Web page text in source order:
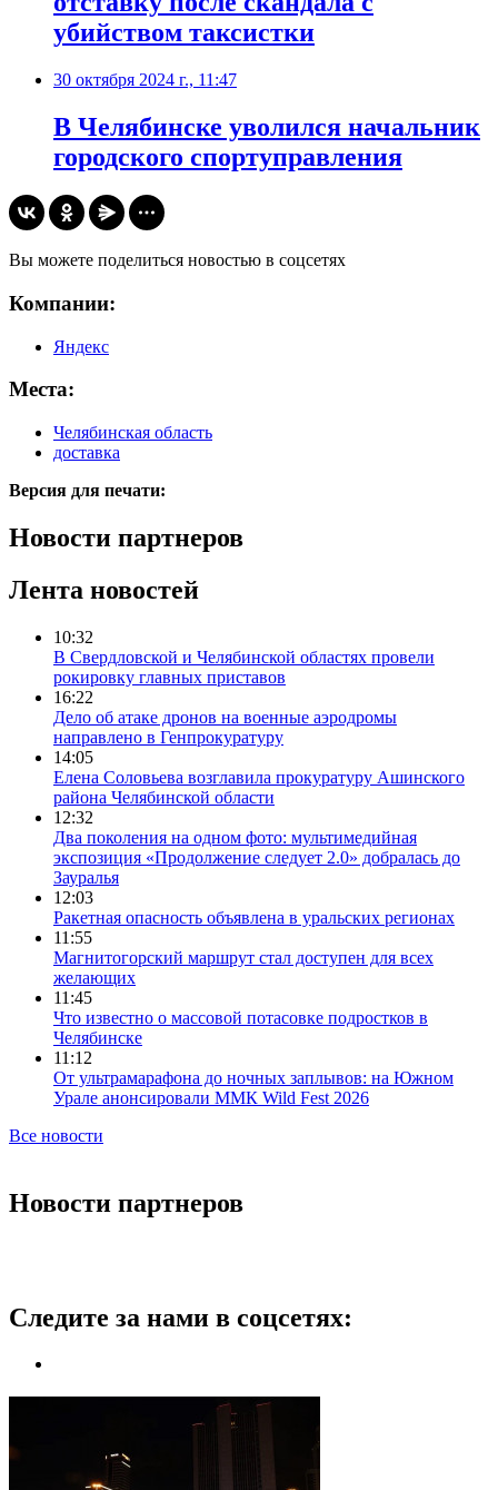
убийством таксистки
30 октября 2024 г., 11:47
В Челябинске уволился начальник
городского спортуправления
Вы можете поделиться новостью в соцсетях
Компании:
Яндекс
Места:
Челябинская область
доставка
Версия для печати:
Новости партнеров
Лента новостей
10:32
В Свердловской и Челябинской областях провели
рокировку главных приставов
16:22
Дело об атаке дронов на военные аэродромы
направлено в Генпрокуратуру
14:05
Елена Соловьева возглавила прокуратуру Ашинского
района Челябинской области
12:32
Два поколения на одном фото: мультимедийная
экспозиция «Продолжение следует 2.0» добралась до
Зауралья
12:03
Ракетная опасность объявлена в уральских регионах
11:55
Магнитогорский маршрут стал доступен для всех
желающих
11:45
Что известно о массовой потасовке подростков в
Челябинске
11:12
От ультрамарафона до ночных заплывов: на Южном
Урале анонсировали ММК Wild Fest 2026
Все новости
Новости партнеров
Следите за нами в соцсетях: